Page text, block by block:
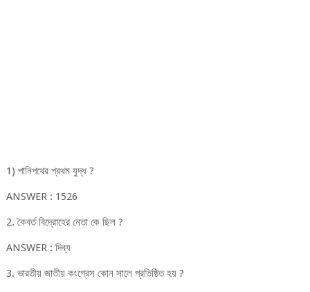
1) পানিপথের প্রথম যুদ্ধ ?
ANSWER : 1526
2. কৈবর্ত বিদ্রোহের নেতা কে ছিল ?
ANSWER : দিব্য
3. ভারতীয় জাতীয় কংগ্রেস কোন সালে প্রতিষ্ঠিত হয় ?